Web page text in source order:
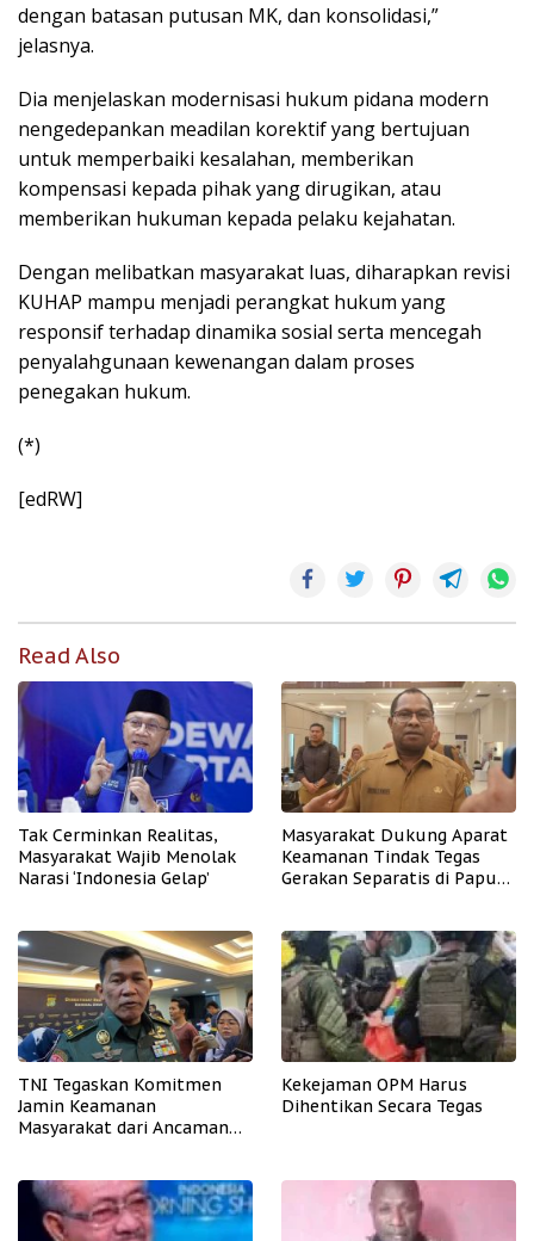
dengan batasan putusan MK, dan konsolidasi,”
jelasnya.
Dia menjelaskan modernisasi hukum pidana modern
nengedepankan meadilan korektif yang bertujuan
untuk memperbaiki kesalahan, memberikan
kompensasi kepada pihak yang dirugikan, atau
memberikan hukuman kepada pelaku kejahatan.
Dengan melibatkan masyarakat luas, diharapkan revisi
KUHAP mampu menjadi perangkat hukum yang
responsif terhadap dinamika sosial serta mencegah
penyalahgunaan kewenangan dalam proses
penegakan hukum.
(*)
[edRW]
Read Also
Tak Cerminkan Realitas,
Masyarakat Wajib Menolak
Narasi ‘Indonesia Gelap’
Masyarakat Dukung Aparat
Keamanan Tindak Tegas
Gerakan Separatis di Papua
TNI Tegaskan Komitmen
Jamin Keamanan
Masyarakat dari Ancaman
Kekejaman OPM Harus
Dihentikan Secara Tegas